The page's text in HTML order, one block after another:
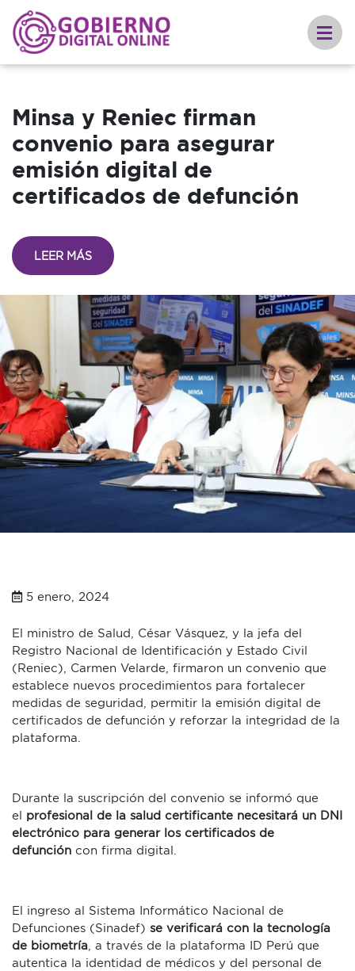
Minsa y Reniec firman
convenio para asegurar
emisión digital de
certificados de defunción
LEER MÁS
5 enero, 2024
El ministro de Salud, César Vásquez, y la jefa del
Registro Nacional de Identificación y Estado Civil
(Reniec), Carmen Velarde, firmaron un convenio que
establece nuevos procedimientos para fortalecer
medidas de seguridad, permitir la emisión digital de
certificados de defunción y reforzar la integridad de la
plataforma.
Durante la suscripción del convenio se informó que
el profesional de la salud certificante necesitará un DNI
electrónico para generar los certificados de
defunción con firma digital.
El ingreso al Sistema Informático Nacional de
Defunciones (Sinadef) se verificará con la tecnología
de biometría , a través de la plataforma ID Perú que
autentica la identidad de médicos y del personal de